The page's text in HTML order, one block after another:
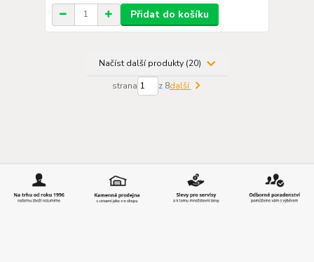
Přidat do košíku
Načíst další produkty (20)
strana z 8další